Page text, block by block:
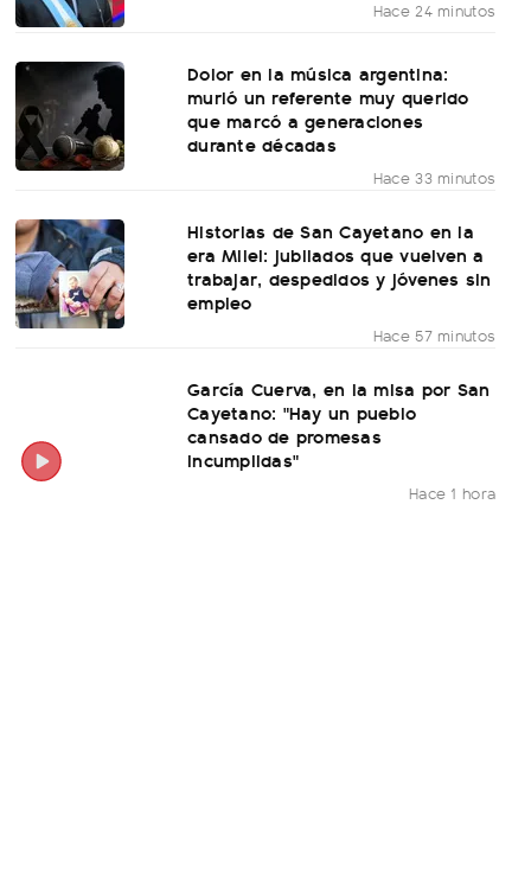
Hace 24 minutos
Dolor en la música argentina:
murió un referente muy querido
que marcó a generaciones
durante décadas
Hace 33 minutos
Historias de San Cayetano en la
era Milei: jubilados que vuelven a
trabajar, despedidos y jóvenes sin
empleo
Hace 57 minutos
García Cuerva, en la misa por San
Cayetano: "Hay un pueblo
cansado de promesas
incumplidas"
Hace 1 hora